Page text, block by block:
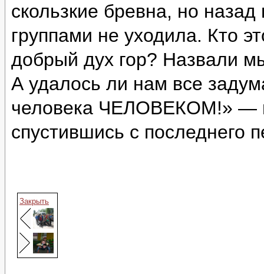
скользкие бревна, но
группами не уходила. Кто
добрый дух гор? Назвали
А удалось ли нам все
человека ЧЕЛОВЕКОМ!» —
спустившись с последнего
Закрыть